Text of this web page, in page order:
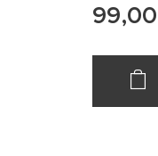
99,00